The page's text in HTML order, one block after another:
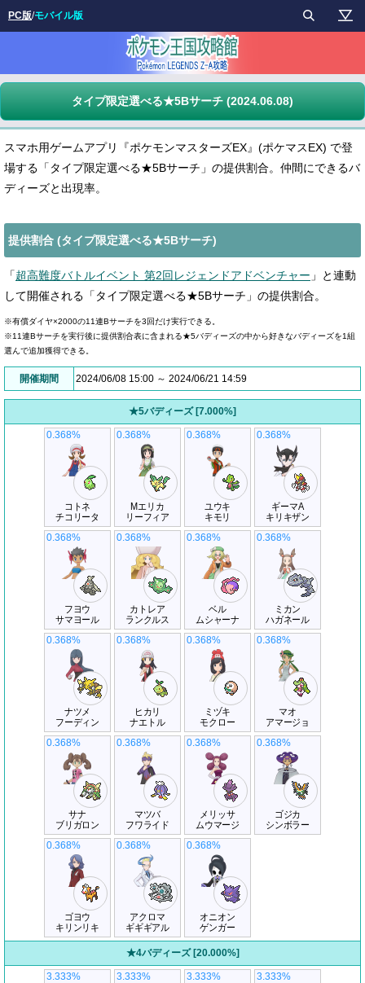
タイプ限定選べる★5Bサーチ (2024.06.08)
スマホ用ゲームアプリ『ポケモンマスターズEX』(ポケマスEX) で登
場する「タイプ限定選べる★5Bサーチ」の提供割合。仲間にできるバ
ディーズと出現率。
提供割合 (タイプ限定選べる★5Bサーチ)
「超高難度バトルイベント 第2回レジェンドアドベンチャー 」と連動
して開催される「タイプ限定選べる★5Bサーチ」の提供割合。
※有償ダイヤ×2000の11連Bサーチを3回だけ実行できる。
※11連Bサーチを実行後に提供割合表に含まれる★5バディーズの中から好きなバディーズを1組
選んで追加獲得できる。
開催期間 2024/06/08 15:00 ～ 2024/06/21 14:59
★5バディーズ [7.000%]
コトネ
チコリータ
0.368%
Mエリカ
リーフィア
0.368%
ユウキ
キモリ
0.368%
ギーマA
キリキザン
0.368%
フヨウ
サマヨール
0.368%
カトレア
ランクルス
0.368%
ベル
ムシャーナ
0.368%
ミカン
ハガネール
0.368%
ナツメ
フーディン
0.368%
ヒカリ
ナエトル
0.368%
ミヅキ
モクロー
0.368%
マオ
アマージョ
0.368%
サナ
ブリガロン
0.368%
マツバ
フワライド
0.368%
メリッサ
ムウマージ
0.368%
ゴジカ
シンボラー
0.368%
ゴヨウ
キリンリキ
0.368%
アクロマ
ギギギアル
0.368%
オニオン
ゲンガー
0.368%
★4バディーズ [20.000%]
3.333% 3.333% 3.333% 3.333%
PC版/モバイル版